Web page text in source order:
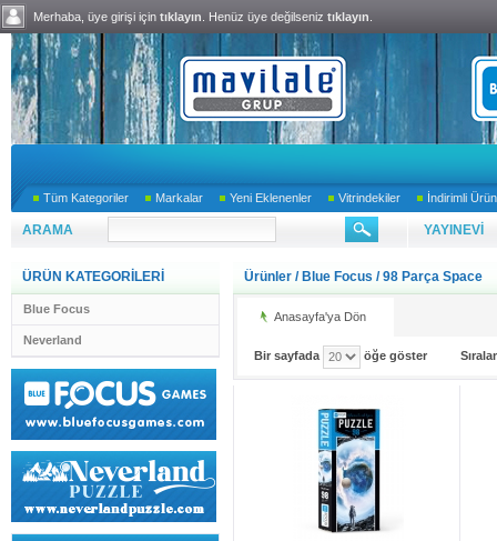
Merhaba, üye girişi için tıklayın . Henüz üye değilseniz tıklayın
Tüm Kategoriler Markalar Yeni Eklenenler Vitrindekiler İndirimli
ARAMA YAYINEVİ
ÜRÜN KATEGORİLERİ
Blue Focus
Neverland
Ürünler / Blue Focus /98 Parça Space
Anasayfa'ya Dön
Bir sayfada öğe göster